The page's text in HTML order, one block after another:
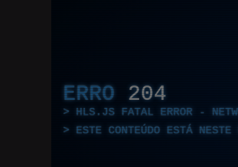
ERRO 204
HLS.JS FATAL ERROR -
ESTE CONTEÚDO ESTÁ